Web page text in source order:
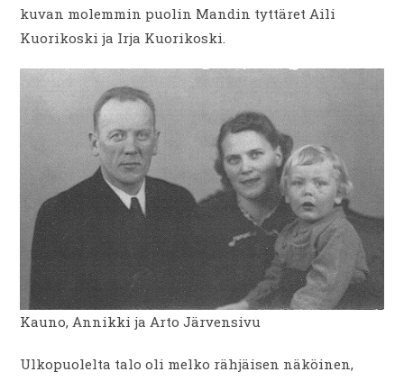
kuvan molemmin puolin Mandin tyttäret Aili
Kuorikoski ja Irja Kuorikoski.
Kauno, Annikki ja Arto Järvensivu
Ulkopuolelta talo oli melko rähjäisen näköinen,